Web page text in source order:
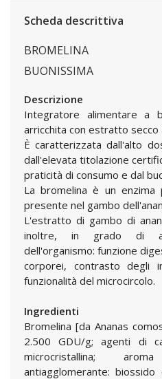
Scheda descrittiva
BROMELINA
BUONISSIMA
Descrizione
Integratore alimentare a
arricchita con estratto secco
È caratterizzata dall'alto
dall'elevata titolazione
praticità di consumo e dal
La bromelina è un enzima
presente nel gambo
L'estratto di gambo di
inoltre, in grado di
dell'organismo: funzione
corporei, contrasto degli
funzionalità del microcircolo.
Ingredienti
Bromelina [da Ananas
2.500 GDU/g; agenti di
microcristallina;
antiagglomerante: biossido